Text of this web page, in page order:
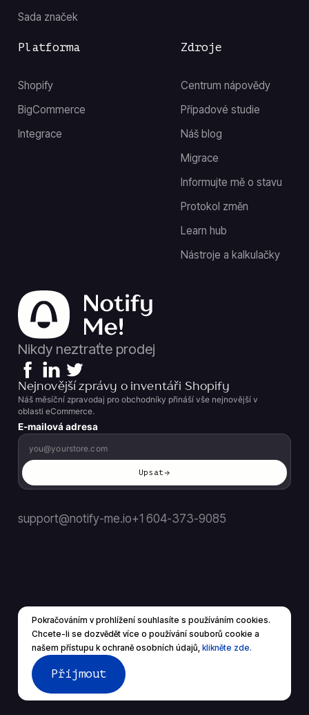
Pokračováním v prohlížení souhlasíte s používáním cookies.
Chcete-li se dozvědět více o používání souborů cookie a
našem přístupu k ochraně osobních údajů, klikněte zde.
Přijmout
Sada značek
Zdroje
Centrum nápovědy
Případové studie
Náš blog
Migrace
Informujte mě o stavu
Protokol změn
Learn hub
Nástroje a kalkulačky
Platforma
Shopify
BigCommerce
Integrace
Nikdy neztraťte prodej
Nejnovější zprávy o inventáři Shopify
Náš měsíční zpravodaj pro obchodníky přináší vše nejnovější v
oblasti eCommerce.
E-mailová adresa
Upsat
support@notify-me.io+1 604-373-9085
CS ▼
© 2026 Všechna práva vyhrazena.
Podmínky služby